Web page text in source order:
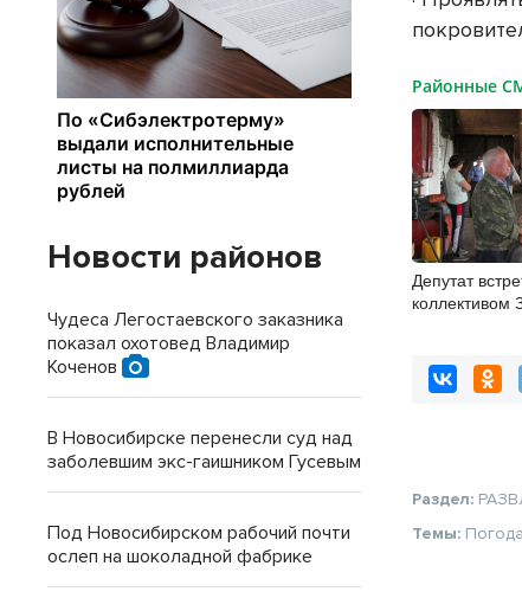
Районные
Депутат
коллективом
Раздел:
Темы: Погода
Новости районов
Чудеса Легостаевского заказника
показал охотовед Владимир
Коченов
В Новосибирске перенесли суд над
заболевшим экс-гаишником Гусевым
Под Новосибирском рабочий почти
ослеп на шоколадной фабрике